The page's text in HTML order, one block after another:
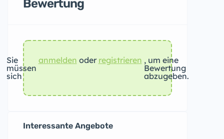
Bewertung
Sie
müssen
sich
anmelden oder registrieren , um eine
Bewertung
abzugeben.
Interessante Angebote